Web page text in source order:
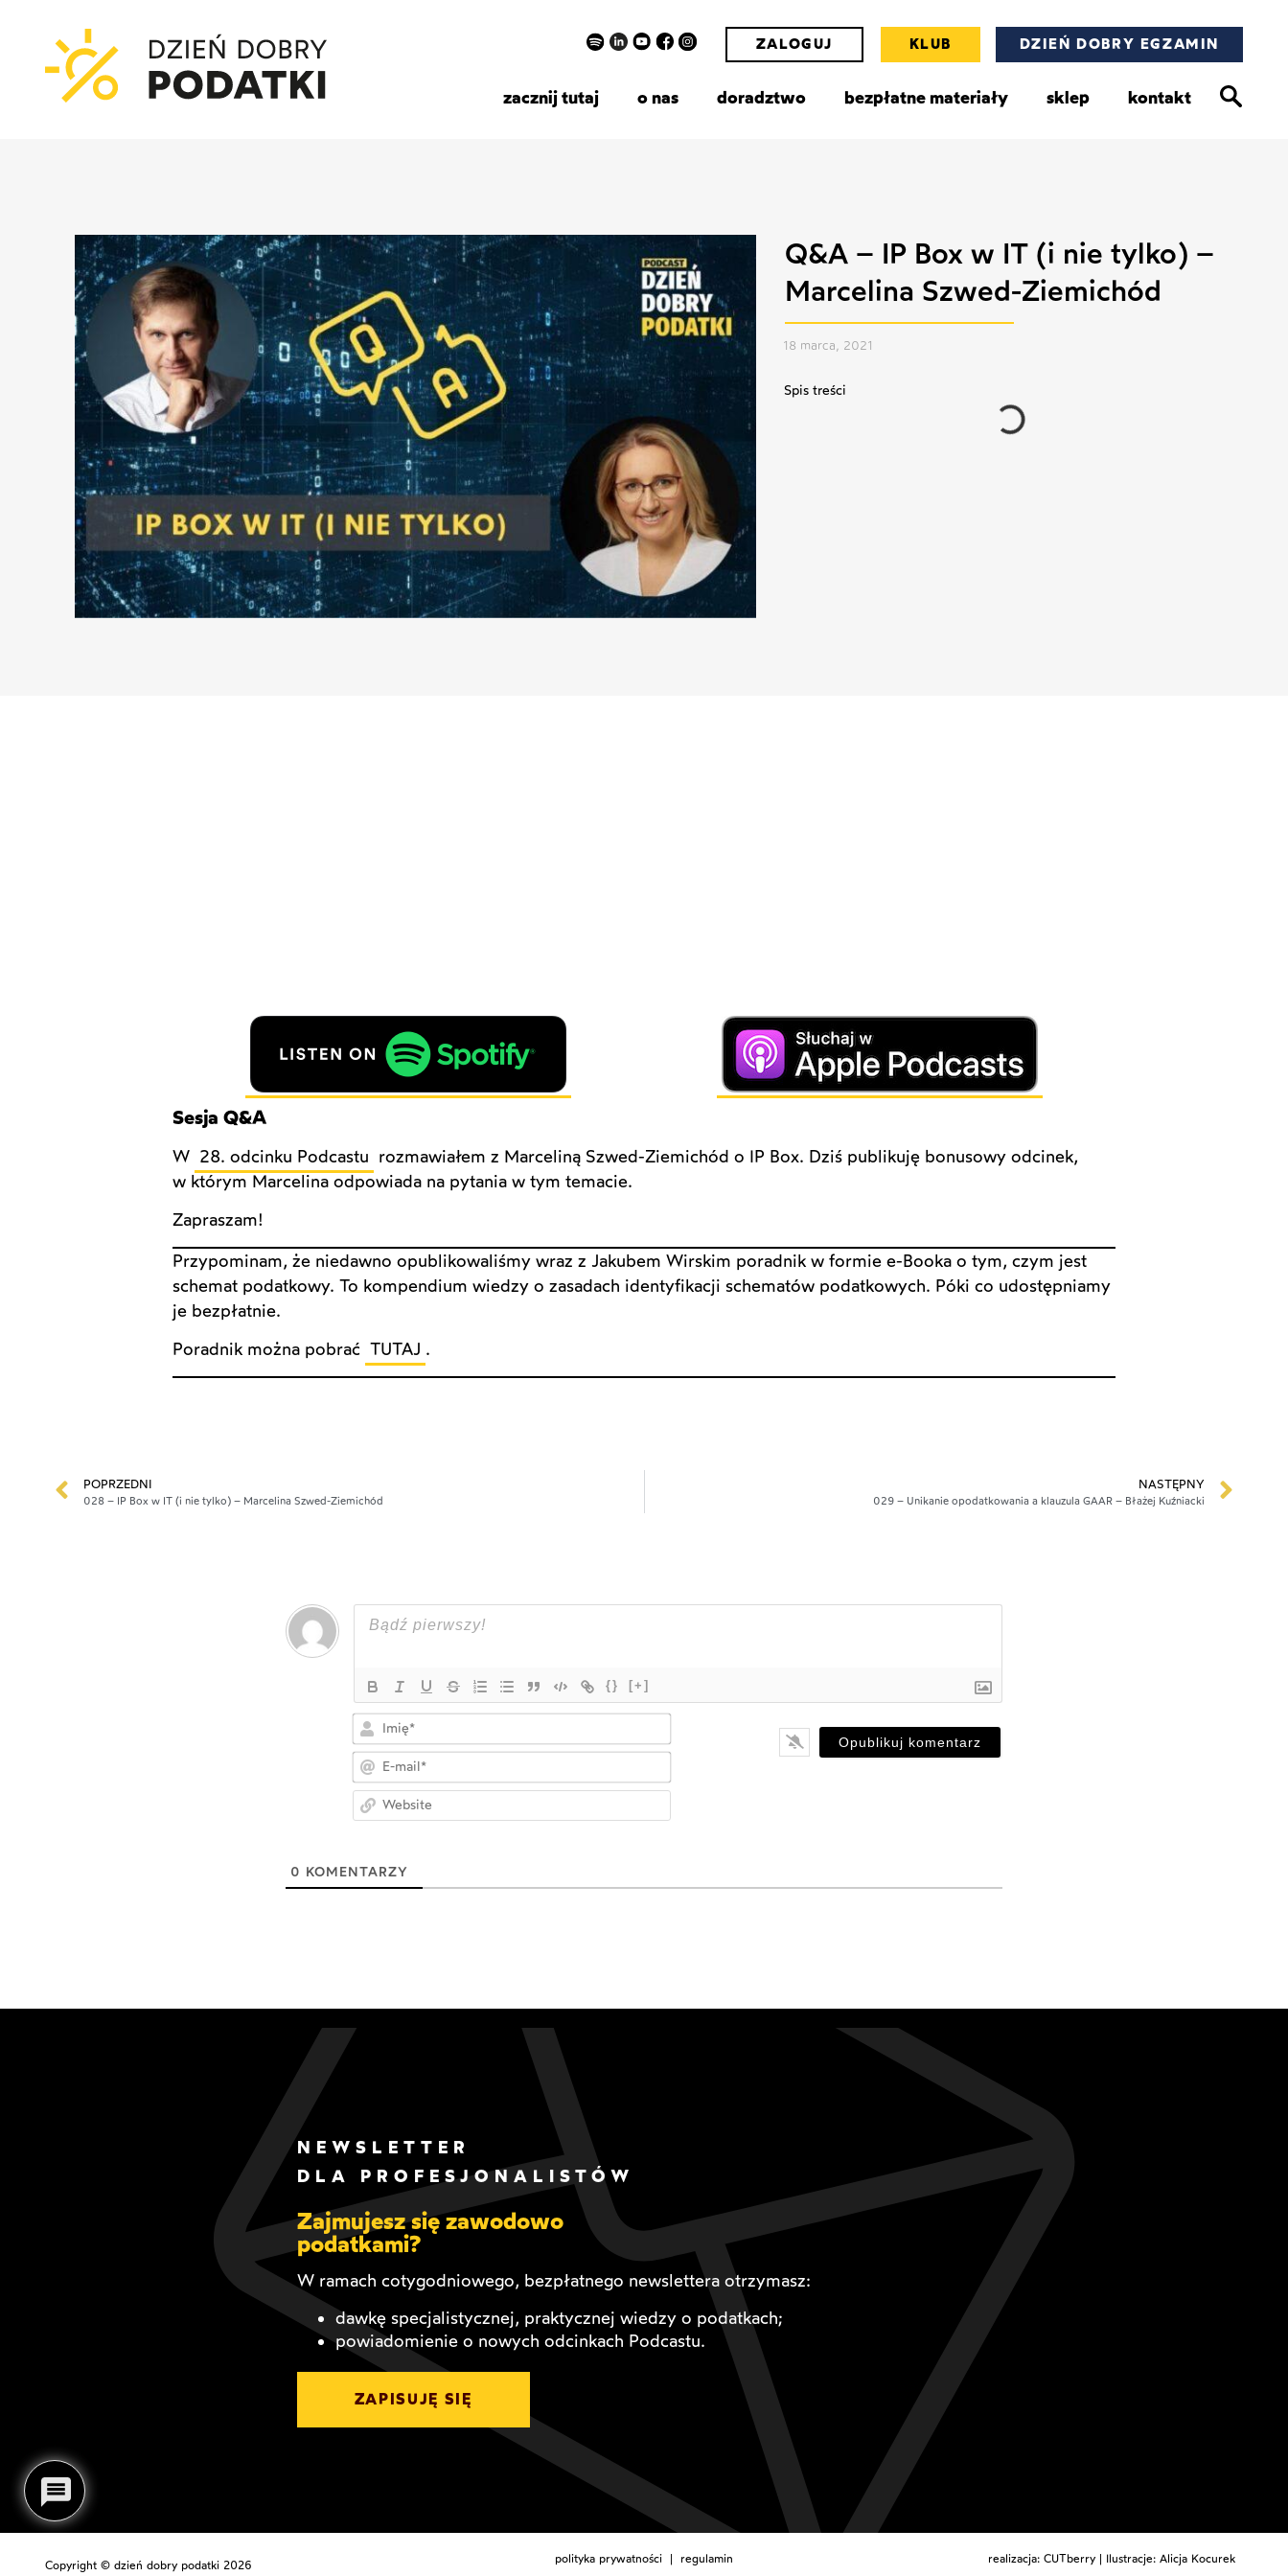
DZIEŃ DOBRY EGZAMIN
KLUB
ZALOGUJ
zacznij tutaj o nas doradztwo bezpłatne materiały sklep kontakt
Q&A – IP Box w IT (i nie tylko) –
Marcelina Szwed-Ziemichód
18 marca, 2021
Spis treści
Sesja Q&A
W 28. odcinku Podcastu rozmawiałem z Marceliną Szwed-Ziemichód o IP Box. Dziś publikuję bonusowy odcinek,
w którym Marcelina odpowiada na pytania w tym temacie.
Zapraszam!
Przypominam, że niedawno opublikowaliśmy wraz z Jakubem Wirskim poradnik w formie e-Booka o tym, czym jest
schemat podatkowy. To kompendium wiedzy o zasadach identyfikacji schematów podatkowych. Póki co udostępniamy
je bezpłatnie.
Poradnik można pobrać TUTAJ .
POPRZEDNI
028 – IP Box w IT (i nie tylko) – Marcelina Szwed-Ziemichód
NASTĘPNY
029 – Unikanie opodatkowania a klauzula GAAR – Błażej Kuźniacki
{} [+]
Imię*
E-
mail*
0 KOMENTARZY
NEWSLETTER
DLA PROFESJONALISTÓW
Zajmujesz się zawodowo
podatkami?
W ramach cotygodniowego, bezpłatnego newslettera otrzymasz:
dawkę specjalistycznej, praktycznej wiedzy o podatkach;
powiadomienie o nowych odcinkach Podcastu.
ZAPISUJĘ SIĘ
Copyright © dzień dobry podatki 2026
polityka prywatności| regulamin realizacja: CUTberry| Ilustracje: Alicja Kocurek